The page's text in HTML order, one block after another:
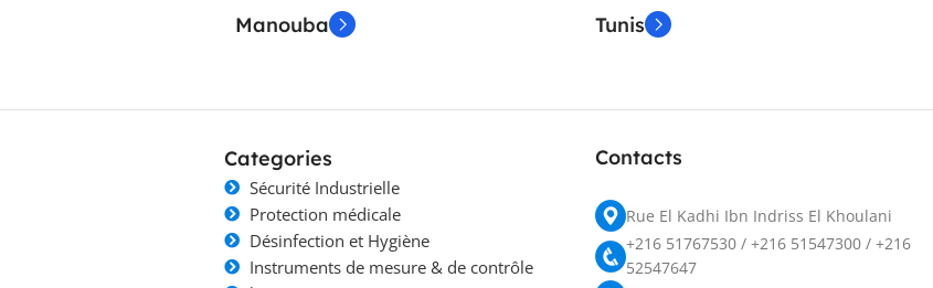
HP Envy 34
Manouba Tunis
Categories
Sécurité Industrielle
Protection médicale
Désinfection et Hygiène
Instruments de mesure & de contrôle
Contacts
Rue El Kadhi Ibn Indriss El Khoulani
+216 51767530 / +216 51547300 / +216
52547647